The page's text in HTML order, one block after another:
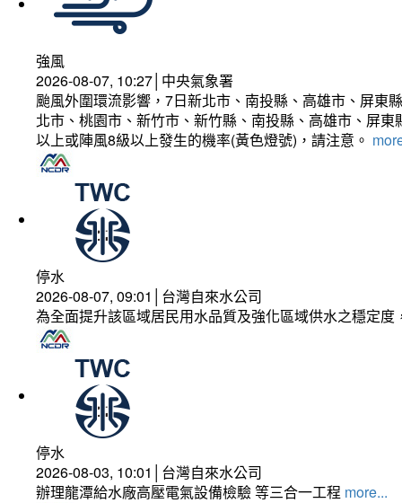
強風
2026-08-07, 10:27│中央氣象署
颱風外圍環流影響，7日新北市、南投縣、高雄市、屏東
北市、桃園市、新竹市、新竹縣、南投縣、高雄市、屏
以上或陣風8級以上發生的機率(黃色燈號)，請注意。
停水
2026-08-07, 09:01│台灣自來水公司
為全面提升該區域居民用水品質及強化區域供水之穩定
停水
2026-08-03, 10:01│台灣自來水公司
辦理龍潭給水廠高壓電氣設備檢驗 等三合一工程 more...